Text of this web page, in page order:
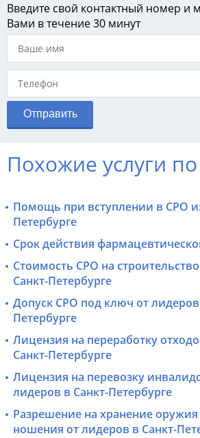
Введите свой контактный номер и
Вами в течение 30 минут
Похожие услуги
Помощь при вступлении в СРО
Петербурге
Срок действия
Стоимость СРО на
Санкт-Петербурге
Допуск СРО под ключ от лидеров
Петербурге
Лицензия на переработку
Санкт-Петербурге
Лицензия на перевозку
лидеров в Санкт-Петербурге
Разрешение на хранение оружия
ношения от лидеров в Санкт-